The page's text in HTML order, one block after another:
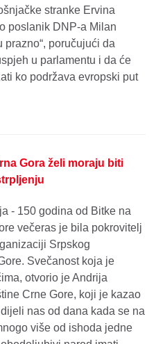
stranke Ervina
poslanik DNP-a Milan
prazno“, poručujući da
u parlamentu i da će
ko podržava evropski put
Gora želi moraju biti
- 150 godina od Bitke na
večeras je bila pokrovitelj
Srpskog
Svečanost koja je
otvorio je Andrija
Crne Gore, koji je kazao
nas od dana kada se na
više od ishoda jedne